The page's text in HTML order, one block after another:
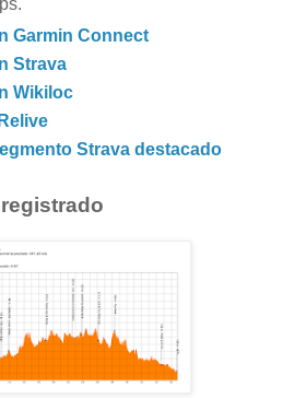
Garmin Connect
Strava
Wikiloc
Strava destacado